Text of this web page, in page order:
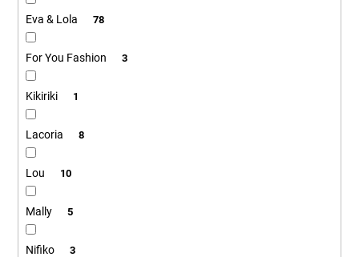
Eva & Lola 78
For You Fashion 3
Kikiriki 1
Lacoria 8
Lou 10
Mally 5
Nifiko 3